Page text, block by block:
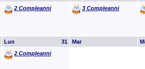
2 Compleanni
3 Compleanni
31
Lun
2 Compleanni
Mar